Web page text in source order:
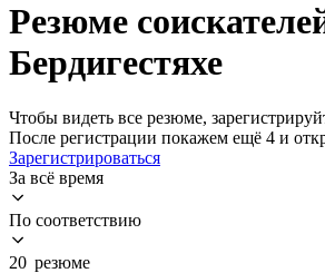
Резюме
Бердигестяхе
Чтобы видеть все резюме,
После регистрации покажем ещё 4 и
Зарегистрироваться
За всё время
По соответствию
20 резюме